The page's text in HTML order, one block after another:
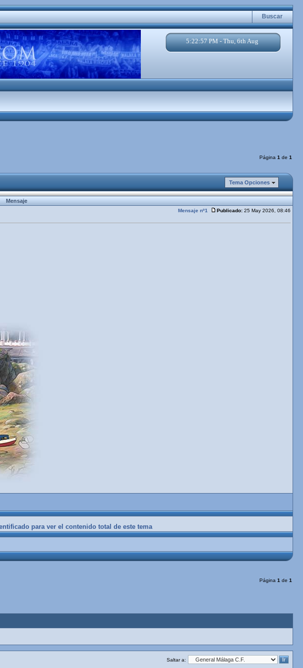
Buscar
5:22:57 PM - Thu, 6th Aug
Página 1 de 1
Tema Opciones
Mensaje
Mensaje nº1 Publicado: 25 May 2026, 08:46
para ver el contenido total de este tema
Página 1 de 1
Saltar a: